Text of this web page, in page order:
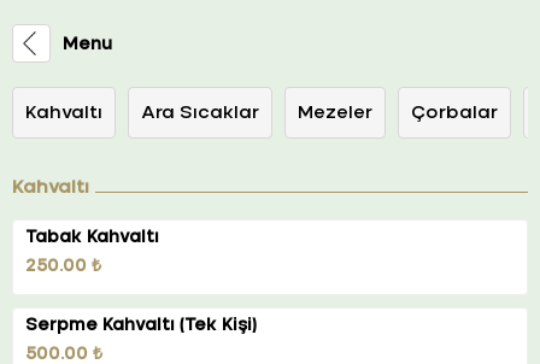
Menu
Kahvaltı Ara Sıcaklar Mezeler Çorbalar
Kahvaltı
Tabak Kahvaltı
250.00 ₺
Serpme Kahvaltı (Tek Kişi)
500.00 ₺